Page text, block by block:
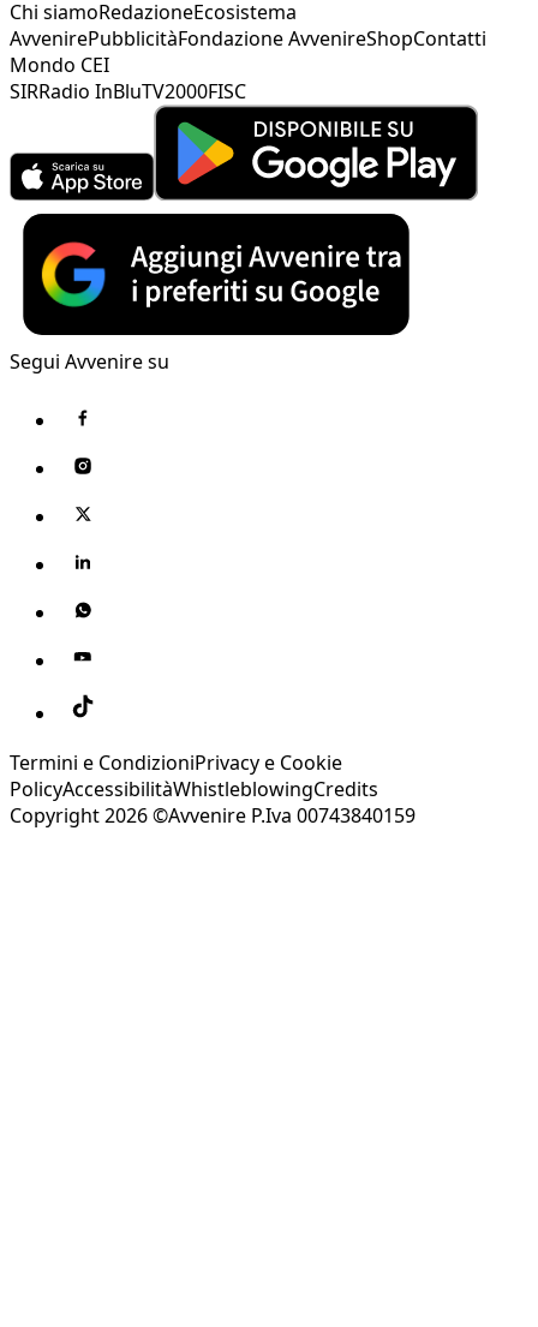
Chi siamoRedazioneEcosistema
AvvenirePubblicitàFondazione AvvenireShopContatti
Mondo CEI
SIRRadio InBluTV2000FISC
Segui Avvenire su
Termini e CondizioniPrivacy e Cookie
PolicyAccessibilitàWhistleblowingCredits
Copyright 2026 ©Avvenire P.Iva 00743840159